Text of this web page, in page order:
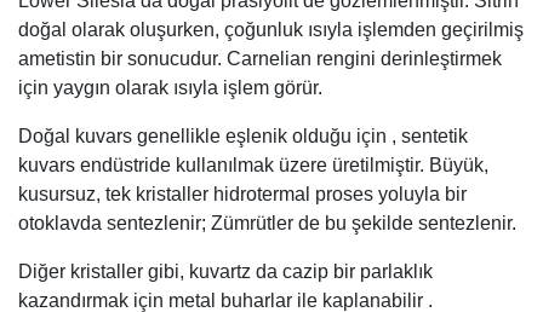
doğal olarak oluşurken, çoğunluk ısıyla işlemden geçirilmiş
ametistin bir sonucudur. Carnelian rengini derinleştirmek
için yaygın olarak ısıyla işlem görür.
Doğal kuvars genellikle eşlenik olduğu için , sentetik
kuvars endüstride kullanılmak üzere üretilmiştir. Büyük,
kusursuz, tek kristaller hidrotermal proses yoluyla bir
otoklavda sentezlenir; Zümrütler de bu şekilde sentezlenir.
Diğer kristaller gibi, kuvartz da cazip bir parlaklık
kazandırmak için metal buharlar ile kaplanabilir .